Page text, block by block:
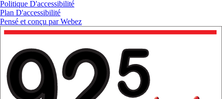
Politique D'accessibilité
Plan D'accessibilité
Pensé et conçu parWebez